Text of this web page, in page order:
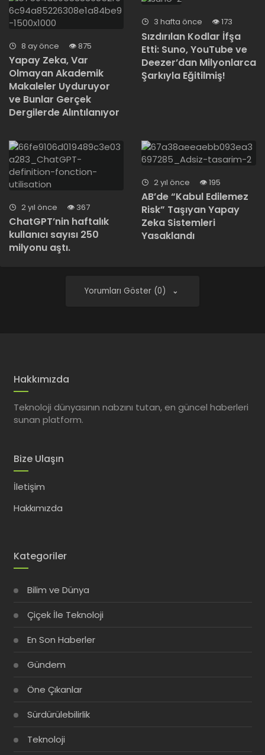
8 ay önce 875
Yapay Zeka, Var
Olmayan Akademik
Makaleler Uyduruyor
ve Bunlar Gerçek
Dergilerde Alıntılanıyor
3 hafta önce 173
Sızdırılan Kodlar İfşa
Etti: Suno, YouTube ve
Deezer’dan Milyonlarca
Şarkıyla Eğitilmiş!
2 yıl önce 367
ChatGPT’nin haftalık
kullanıcı sayısı 250
milyonu aştı.
2 yıl önce 195
AB’de “Kabul Edilemez
Risk” Taşıyan Yapay
Zeka Sistemleri
Yasaklandı
Yorumları Göster (0)
Hakkımızda
Teknoloji dünyasının nabzını tutan, en güncel haberleri
sunan platform.
Bize Ulaşın
İletişim
Hakkımızda
Kategoriler
Bilim ve Dünya
Çiçek İle Teknoloji
En Son Haberler
Gündem
Öne Çıkanlar
Sürdürülebilirlik
Teknoloji